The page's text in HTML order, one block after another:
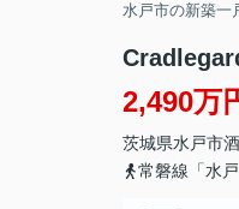
水戸市の新築一
2,490万
茨城県水戸市
常磐線「水